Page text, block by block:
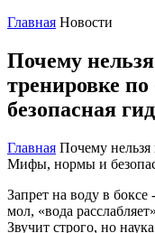
Главная Новости
Почему
тренировке
безопасная
Главная Почему нельзя
Мифы, нормы и
Запрет на воду в
мол, «вода
Звучит строго, но